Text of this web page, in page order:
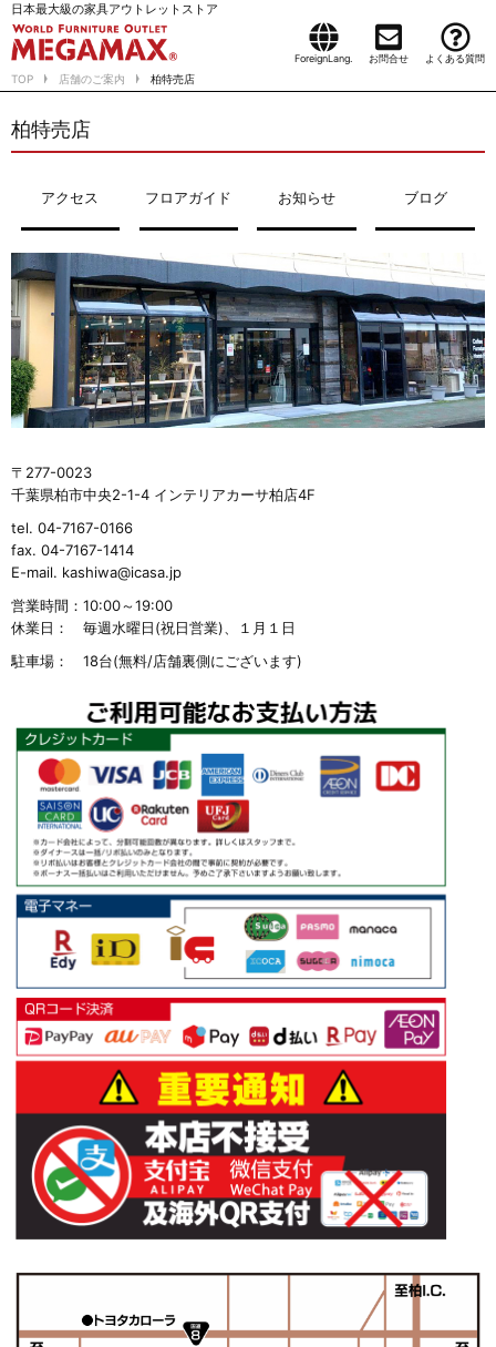
日本最大級の家具アウトレットストア
ForeignLang. お問合せ よくある質問
TOP 店舗のご案内 柏特売店
柏特売店
アクセス フロアガイド お知らせ ブログ
〒277-0023
千葉県柏市中央2-1-4 インテリアカーサ柏店4F
tel. 04-7167-0166
fax. 04-7167-1414
E-mail. kashiwa@icasa.jp
営業時間： 10:00～19:00
休業日：
毎週水曜日(祝日営業)、１月１日
駐車場：
18台(無料/店舗裏側にございます)